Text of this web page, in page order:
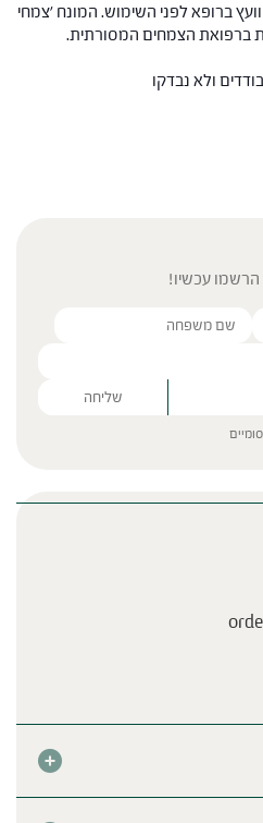
ברופא לפני השימוש. המונח 'צמחי
ברפואת הצמחים המסורתית.
ולא נבדקו
הרשמו עכשיו!